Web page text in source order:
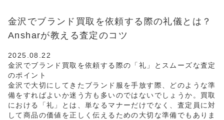
金沢でブランド買取を依頼する際の礼儀とは？
Ansharが教える査定のコツ
2025.08.22
金沢でブランド買取を依頼する際の「礼」とスムーズな査定
のポイント
金沢で大切にしてきたブランド服を手放す際、どのような準
備をすればよいか迷う方も多いのではないでしょうか。買取
における「礼」とは、単なるマナーだけでなく、査定員に対
して商品の価値を正しく伝えるための大切な準備でもありま